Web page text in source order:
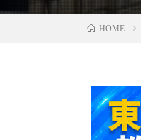
HOME